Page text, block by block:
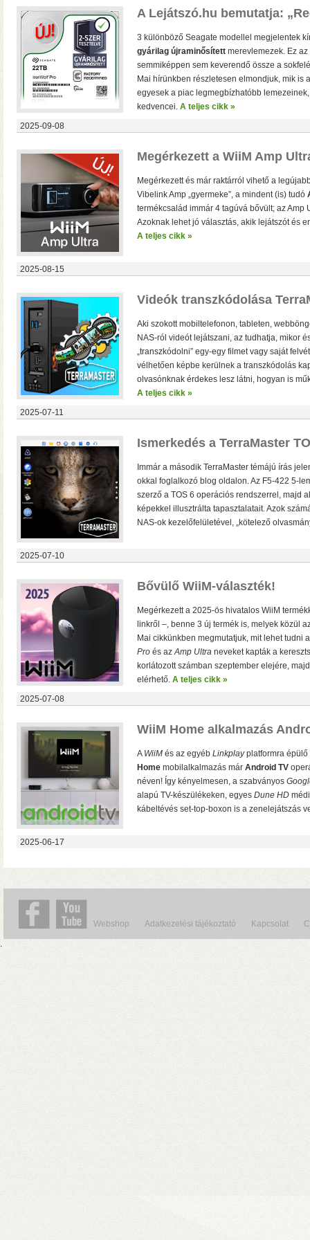
Vásárlási
Bármilyen fizetési módnál
a webshopban
Ultra A WiiM legjobb
vonali, optikai, HDMI és Phono
Solo 8K – 8K-s filmfájlok,
lemezfiók
– Blu-ray fájlok
Dune HD jukebox-os kezelőfelület
– 4K HDR+/Dolby Vision
– Netflix, Disney+, HBO
– MyCollection filmes
– Gigabites ethernet és Wi-
✓ TIDAL MQA bitperfect
✓ High-end hangminőség
2025-09-08
A Lejátszó.hu bemutatja:
3 különböző Seagate modellel megjelentek
gyárilag újraminősített merevlemezek. Ez
semmiképpen sem keverendő össze a
Mai hírünkben részletesen elmondjuk, mik is
egyesek a piac legmegbízhatóbb
kedvencei. A teljes cikk »
2025-08-15
Megérkezett a WiiM Amp
Megérkezett és már raktárról vihető a
Vibelink Amp „gyermeke”, a mindent (is) tudó
termékcsalád immár 4 tagúvá bővült; az
Azoknak lehet jó választás, akik lejátszót és
A teljes cikk »
2025-07-11
Videók transzkódolása
Aki szokott mobiltelefonon, tableten,
NAS-ról videót lejátszani, az tudhatja, mikor
„transzkódolni” egy-egy filmet vagy saját
vélhetően képbe kerülnek a transzkódolás
olvasónknak érdekes lesz látni, hogyan is
A teljes cikk »
2025-07-10
Ismerkedés a TerraMaster
Immár a második TerraMaster témájú írás
okkal foglalkozó blog oldalon. Az F5-422 5-
szerző a TOS 6 operációs rendszerrel, majd
képekkel illusztrálta tapasztalatait. Azok
NAS-ok kezelőfelületével, „kötelező
2025-07-08
Bővülő WiiM-választék!
Megérkezett a 2025-ös hivatalos WiiM
linkről –, benne 3 új termék is, melyek közül
Mai cikkünkben megmutatjuk, mit lehet tudni
Pro és azAmp Ultra neveket kapták a
korlátozott számban szeptember elejére,
elérhető. A teljes cikk »
2025-06-17
WiiM Home alkalmazás
A WiiM és az egyéb Linkplayplatformra épülő
Home mobilalkalmazás már Android TV
néven! Így kényelmesen, a szabványos
alapú TV-készülékeken, egyes Dune HD
kábeltévés set-top-boxon is a zenelejátszás
Webshop Adatkezelési tájékoztató Kapcsolat
.